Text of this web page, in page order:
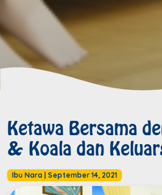
Ketawa Bersama
& Koala dan
Ibu Nara | September 14, 2021